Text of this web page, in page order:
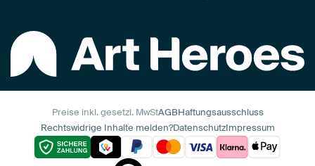
Preise inkl. gesetzl. MwStAGBHaftungsausschluss
Rechtswidrige Inhalte melden?DatenschutzImpressum